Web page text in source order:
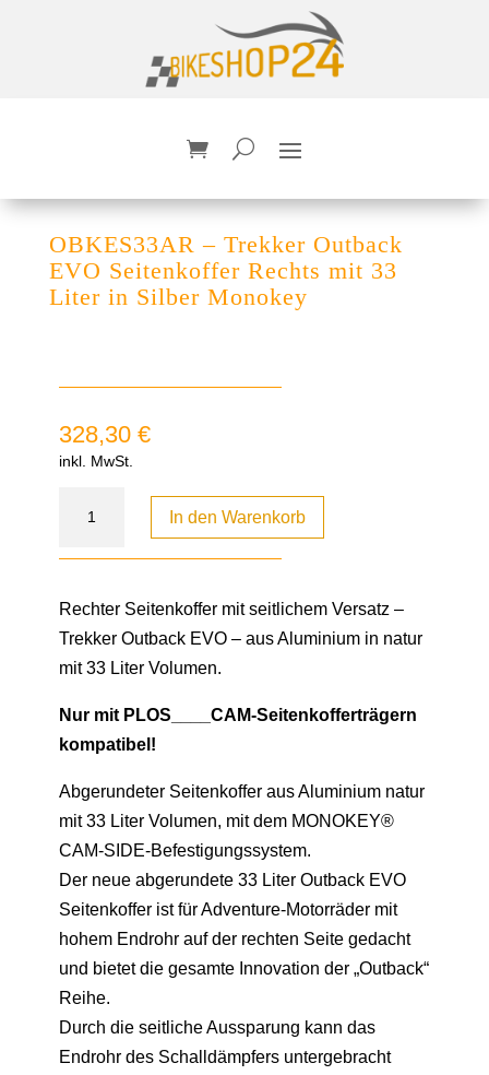
OBKES33AR – Trekker Outback
EVO Seitenkoffer Rechts mit 33
Liter in Silber Monokey
328,30 €
inkl. MwSt.
In den Warenkorb
Rechter Seitenkoffer mit seitlichem Versatz –
Trekker Outback EVO – aus Aluminium in natur
mit 33 Liter Volumen.
Nur mit PLOS____CAM-Seitenkofferträgern
kompatibel!
Abgerundeter Seitenkoffer aus Aluminium natur
mit 33 Liter Volumen, mit dem MONOKEY®
CAM-SIDE-Befestigungssystem.
Der neue abgerundete 33 Liter Outback EVO
Seitenkoffer ist für Adventure-Motorräder mit
hohem Endrohr auf der rechten Seite gedacht
und bietet die gesamte Innovation der „Outback“
Reihe.
Durch die seitliche Aussparung kann das
Endrohr des Schalldämpfers untergebracht